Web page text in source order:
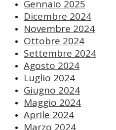
Gennaio 2025
Dicembre 2024
Novembre 2024
Ottobre 2024
Settembre 2024
Agosto 2024
Luglio 2024
Giugno 2024
Maggio 2024
Aprile 2024
Marzo 2024